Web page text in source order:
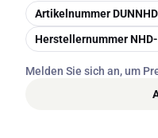
Kopieren
Artikelnummer
Kopieren
Herstellernummer
Melden Sie sich an, um